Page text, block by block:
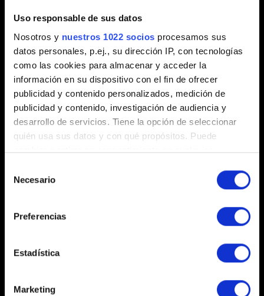
Uso responsable de sus datos
Nosotros y nuestros 1022 socios procesamos sus
datos personales, p.ej., su dirección IP, con tecnologías
como las cookies para almacenar y acceder la
información en su dispositivo con el fin de ofrecer
publicidad y contenido personalizados, medición de
publicidad y contenido, investigación de audiencia y
desarrollo de servicios. Tiene la opción de seleccionar
quién usa sus datos y con qué propósitos. Puede
cambiar o retirar su consentimiento en cualquier
el Menú de consentimiento.
Recopilar información sobre su ubicación
metros
Identificar su dispositivo analizándolo activamente
para buscar características específicas (huellas
digitales)
Necesario
Preferencias
Estadística
Marketing
Añadir archivo
Puedes adjuntar un archivo a tu informe, por ejemplo: una
captura de pantalla en caso de problemas con los gráficos.
Límite: 12 MB.